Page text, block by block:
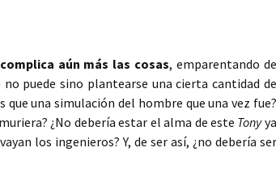
complica aún más las cosas, emparentando de
no puede sino plantearse una cierta cantidad de
que una simulación del hombre que una vez fue?
¿No debería estar el alma de este Tonyya
los ingenieros? Y, de ser así, ¿no debería ser